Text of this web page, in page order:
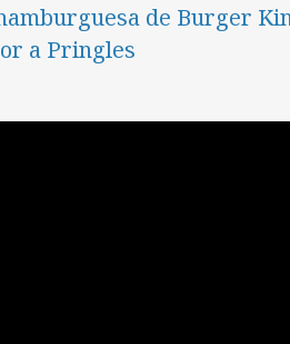
de Burger
a Pringles